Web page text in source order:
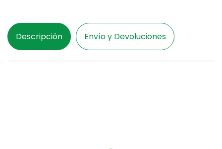
Descripción Envío y Devoluciones